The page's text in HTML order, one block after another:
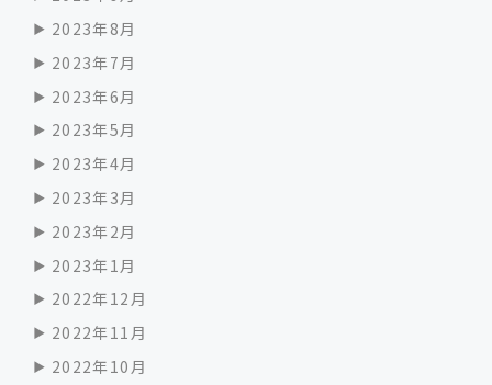
2023年8月
2023年7月
2023年6月
2023年5月
2023年4月
2023年3月
2023年2月
2023年1月
2022年12月
2022年11月
2022年10月